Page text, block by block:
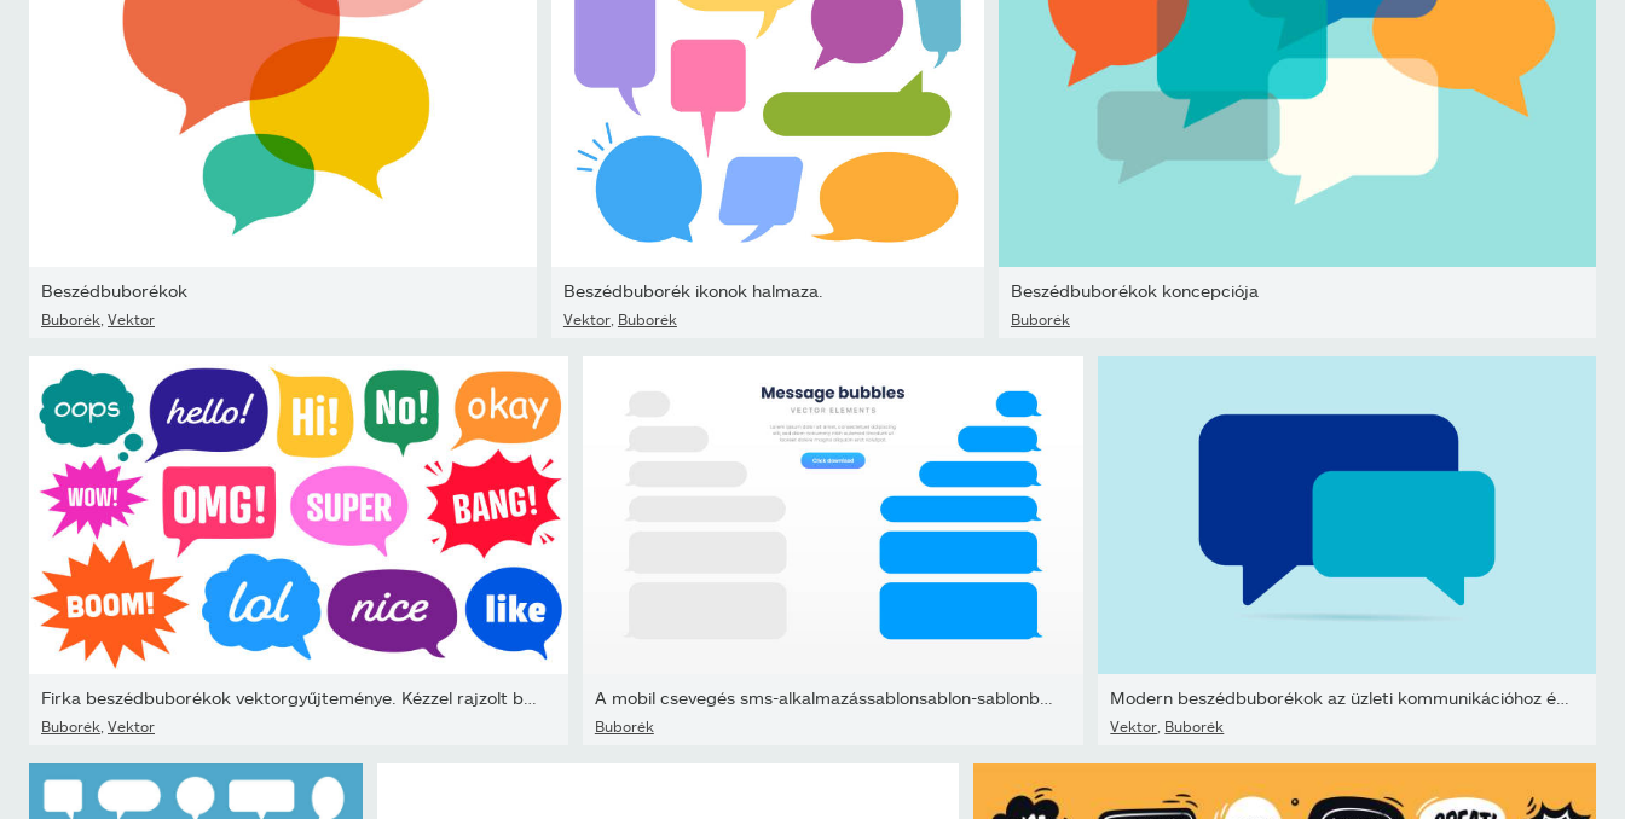
Beszédbuborékok
Buborék Vektor
Beszédbuborék ikonok halmaza.
Vektor, Buborék
Beszédbuborékok koncepciója
Buborék
Buborék Vektor
A mobil csevegés sms-alkalmazássablonsablon-sablonbuborékjai. Az ü
Buborék Vektor Buborék